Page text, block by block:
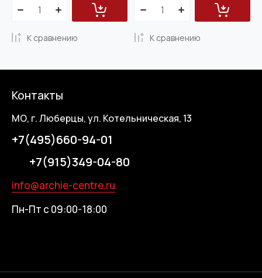
К сравнению К сравнению
Контакты
МО, г. Люберцы, ул. Котельническая, 13
+7(495)660-94-01
+7(915)349-04-80
info@archie-centre.ru
Пн-Пт с 09:00-18:00